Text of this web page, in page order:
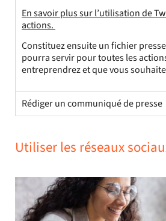
En savoir plus sur l’utilisation de
actions.
Constituez ensuite un fichier
pourra servir pour toutes les
entreprendrez et que vous
Rédiger un communiqué de presse
Utiliser les réseaux